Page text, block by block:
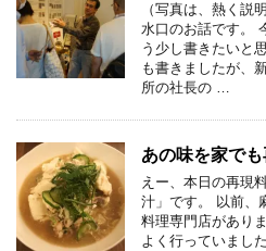
（写真は、熱く説
水口のお話です。
う少し書きたいと
も書きましたが、
所の社長の …
あの味を家で
えー、本日の再現
汁」です。 以前、
料理専門店があり
よく行っていまし